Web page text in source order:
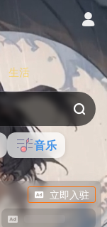
生活
音乐
立即入驻